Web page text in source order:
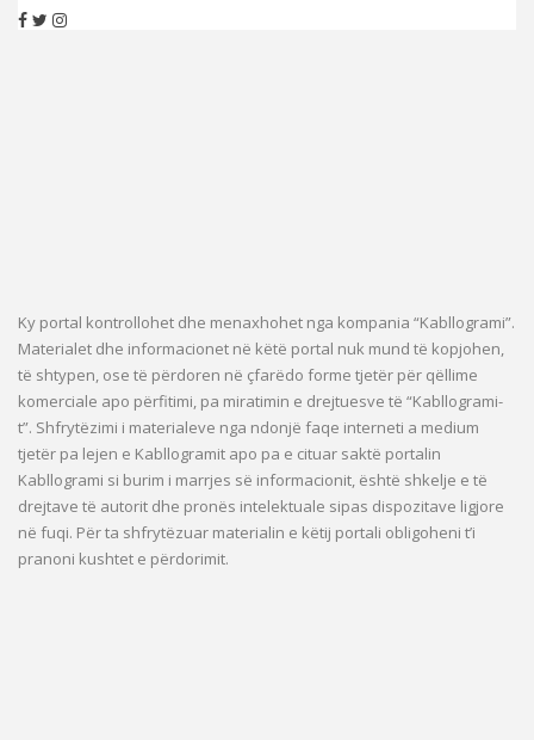
Ky portal kontrollohet dhe menaxhohet nga kompania “Kabllogrami”.
Materialet dhe informacionet në këtë portal nuk mund të kopjohen,
të shtypen, ose të përdoren në çfarëdo forme tjetër për qëllime
komerciale apo përfitimi, pa miratimin e drejtuesve të “Kabllogrami-
t”. Shfrytëzimi i materialeve nga ndonjë faqe interneti a medium
tjetër pa lejen e Kabllogramit apo pa e cituar saktë portalin
Kabllogrami si burim i marrjes së informacionit, është shkelje e të
drejtave të autorit dhe pronës intelektuale sipas dispozitave ligjore
në fuqi. Për ta shfrytëzuar materialin e këtij portali obligoheni t’i
pranoni kushtet e përdorimit.